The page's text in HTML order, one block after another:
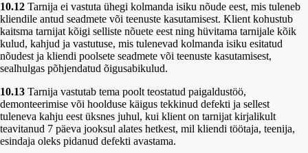
10.12 Tarnija ei vastuta ühegi kolmanda isiku nõude eest, mis tuleneb
kliendile antud seadmete või teenuste kasutamisest. Klient kohustub
kaitsma tarnijat kõigi selliste nõuete eest ning hüvitama tarnijale kõik
kulud, kahjud ja vastutuse, mis tulenevad kolmanda isiku esitatud
nõudest ja kliendi poolsete seadmete või teenuste kasutamisest,
sealhulgas põhjendatud õigusabikulud.
10.13 Tarnija vastutab tema poolt teostatud paigaldustöö,
demonteerimise või hoolduse käigus tekkinud defekti ja sellest
tuleneva kahju eest üksnes juhul, kui klient on tarnijat kirjalikult
teavitanud 7 päeva jooksul alates hetkest, mil kliendi töötaja, teenija,
esindaja oleks pidanud defekti avastama.